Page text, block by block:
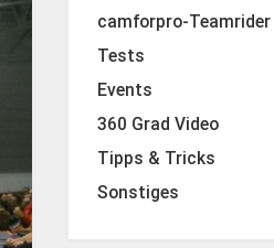
camforpro-Teamrider
Tests
Events
360 Grad Video
Tipps & Tricks
Sonstiges